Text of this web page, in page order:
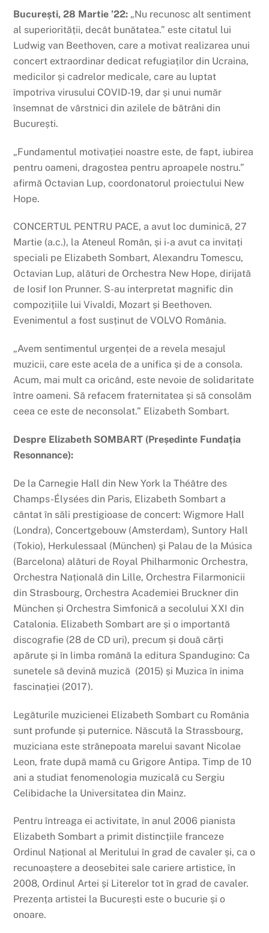
București, 28 Martie ’22: „Nu recunosc alt sentiment
al superiorității, decât bunătatea.” este citatul lui
Ludwig van Beethoven, care a motivat realizarea unui
concert extraordinar dedicat refugiaților din Ucraina,
medicilor și cadrelor medicale, care au luptat
împotriva virusului COVID-19, dar și unui număr
însemnat de vârstnici din azilele de bătrâni din
București.
„Fundamentul motivației noastre este, de fapt, iubirea
pentru oameni, dragostea pentru aproapele nostru.”
afirmă Octavian Lup, coordonatorul proiectului New
Hope.
CONCERTUL PENTRU PACE, a avut loc duminică, 27
Martie (a.c.), la Ateneul Român, și i-a avut ca invitați
speciali pe Elizabeth Sombart, Alexandru Tomescu,
Octavian Lup, alături de Orchestra New Hope, dirijată
de Iosif Ion Prunner. S-au interpretat magnific din
compozițiile lui Vivaldi, Mozart și Beethoven.
Evenimentul a fost susținut de VOLVO România.
„Avem sentimentul urgenței de a revela mesajul
muzicii, care este acela de a unifica și de a consola.
Acum, mai mult ca oricând, este nevoie de solidaritate
între oameni. Să refacem fraternitatea și să consolăm
ceea ce este de neconsolat.” Elizabeth Sombart.
Despre Elizabeth SOMBART (Președinte Fundația
Resonnance):
De la Carnegie Hall din New York la Théâtre des
Champs-Élysées din Paris, Elizabeth Sombart a
cântat în săli prestigioase de concert: Wigmore Hall
(Londra), Concertgebouw (Amsterdam), Suntory Hall
(Tokio), Herkulessaal (München) şi Palau de la Música
(Barcelona) alături de Royal Philharmonic Orchestra,
Orchestra Națională din Lille, Orchestra Filarmonicii
din Strasbourg, Orchestra Academiei Bruckner din
München și Orchestra Simfonică a secolului XXI din
Catalonia. Elizabeth Sombart are și o importantă
discografie (28 de CD uri), precum și două cărți
apărute și în limba română la editura Spandugino: Ca
sunetele să devină muzică (2015) și Muzica în inima
fascinației (2017).
Legăturile muzicienei Elizabeth Sombart cu România
sunt profunde și puternice. Născută la Strassbourg,
muziciana este strănepoata marelui savant Nicolae
Leon, frate după mamă cu Grigore Antipa. Timp de 10
ani a studiat fenomenologia muzicală cu Sergiu
Celibidache la Universitatea din Mainz.
Pentru întreaga ei activitate, în anul 2006 pianista
Elizabeth Sombart a primit distincțiile franceze
Ordinul Național al Meritului în grad de cavaler și, ca o
recunoaștere a deosebitei sale cariere artistice, în
2008, Ordinul Artei și Literelor tot în grad de cavaler.
Prezența artistei la București este o bucurie și o
onoare.